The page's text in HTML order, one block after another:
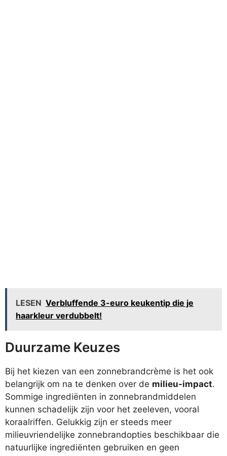
LESEN Verbluffende 3-euro keukentip die je
haarkleur verdubbelt!
Duurzame Keuzes
Bij het kiezen van een zonnebrandcrème is het ook
belangrijk om na te denken over de milieu-impact.
Sommige ingrediënten in zonnebrandmiddelen
kunnen schadelijk zijn voor het zeeleven, vooral
koraalriffen. Gelukkig zijn er steeds meer
milieuvriendelijke zonnebrandopties beschikbaar die
natuurlijke ingrediënten gebruiken en geen